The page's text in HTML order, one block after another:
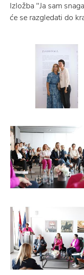
Izložba "Ja sam
će se razgledati do